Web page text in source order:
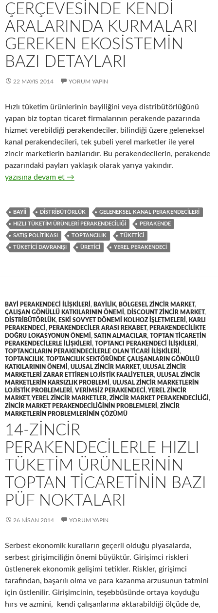
ÇERÇEVESINDE KENDI
ARALARINDA KURMALARI
GEREKEN EKOSISTEMIN
BAZI DETAYLARI
22 MAYIS 2014 YORUM YAPIN
Hızlı tüketim ürünlerinin bayiliğini veya distribütörlüğünü
yapan biz toptan ticaret firmalarının perakende pazarında
hizmet verebildiği perakendeciler, bilindiği üzere geleneksel
kanal perakendecileri, tek şubeli yerel marketler ile yerel
zincir marketlerin bazılarıdır. Bu perakendecilerin, perakende
pazarındaki payları yaklaşık olarak yarıya yakındır.
15-Üreticiler ve distribütörleri ile geleneksel kanal
yazısına devam et →
BAYII DISTRIBÜTÖRLÜK GELENEKSEL KANAL PERAKENDECILERI
HIZLI TÜKETIM ÜRÜNLERI PERAKENDECILIĞI PERAKENDE
SATIŞ POLITIKASI TOPTANCILIK TÜKETICI
TÜKETICI DAVRANIŞI ÜRETICI YEREL PERAKENDECI
BAYI PERAKENDECI ILIŞKILERI , BAYILIK, BÖLGESEL ZINCIR MARKET,
ÇALIŞAN GÖNÜLLÜ KATKILARININ ÖNEMI , DISCOUNT ZINCIR MARKET,
DISTRIBÜTÖRLÜK, ESKI SOVYET DÖNEMI KOLHOZ IŞLETMELERI , KARLI
PERAKENDECI , PERAKENDECILER ARASI REKABET, PERAKENDECILIKTE
DOĞRU LOKASYONUN ÖNEMI , SATIN ALMACILAR, TOPTAN TICARETIN
PERAKENDECILERLE ILIŞKILERI , TOPTANCI PERAKENDECI ILIŞKILERI ,
TOPTANCILARIN PERAKENDECILERLE OLAN TICARI ILIŞKILERI ,
TOPTANCILIK, TOPTANCILIK SEKTÖRÜNDE ÇALIŞANLARIN GÖNÜLLÜ
KATKILARININ ÖNEMI , ULUSAL ZINCIR MARKET, ULUSAL ZINCIR
MARKETLERI ZARAR ETTIREN LOJISTIK FAALIYETLER, ULUSAL ZINCIR
MARKETLERIN KARSIZLIK PROBLEMI , ULUSAL ZINCIR MARKETLERIN
LOJISTIK PROBLEMLERI , VERIMSIZ PERAKENDECI ,YEREL ZINCIR
MARKET,YEREL ZINCIR MARKETLER, ZINCIR MARKET PERAKENDECILIĞI ,
ZINCIR MARKET PERAKENDECILIĞININ PROBLEMLERI , ZINCIR
MARKETLERIN PROBLEMLERININ ÇÖZÜMÜ
14-ZINCIR
PERAKENDECILERLE HIZLI
TÜKETIM ÜRÜNLERININ
TOPTAN TICARETININ BAZI
PÜF NOKTALARI
26 NISAN 2014 YORUM YAPIN
Serbest ekonomik kuralların geçerli olduğu piyasalarda,
serbest girişimciliğin önemi büyüktür. Girişimci riskleri
üstlenerek ekonomik gelişimi tetikler. Riskler, girişimci
tarafından, başarılı olma ve para kazanma arzusunun tatmini
için üstlenilir. Girişimcinin, teşebbüsünde ortaya koyduğu
hırs ve azmini, kendi çalışanlarına aktarabildiği ölçüde de,